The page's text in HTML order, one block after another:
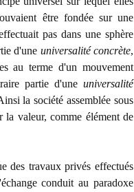
être fondée sur une
pas dans une sphère
d'une universalité concrète,
au terme d'un mouvement
partie d'une universalité
la société assemblée sous
la valeur, comme élément de
des travaux privés effectués
conduit au paradoxe